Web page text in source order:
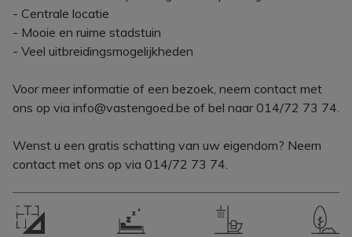
- Centrale locatie
- Mooie en ruime stadstuin
- Veel uitbreidingsmogelijkheden
Voor meer informatie of een bezoek, neem contact met
ons op via info@vastengoed.be of bel naar 014/72 73 74.
Wenst u een gratis schatting van uw eigendom? Neem
contact met ons op via 014/72 73 74.